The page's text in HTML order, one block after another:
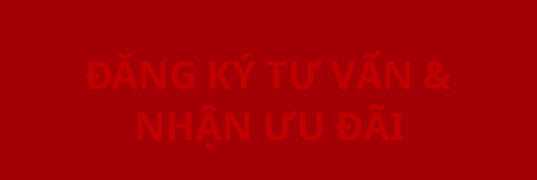
ĐĂNG KÝ TƯ VẤN &
NHẬN ƯU ĐÃI